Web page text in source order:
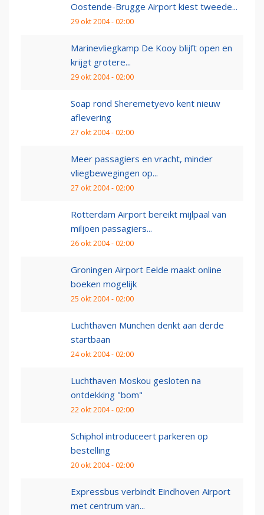
Oostende-Brugge Airport kiest tweede...
29 okt 2004 - 02:00
Marinevliegkamp De Kooy blijft open en
krijgt grotere...
29 okt 2004 - 02:00
Soap rond Sheremetyevo kent nieuw
aflevering
27 okt 2004 - 02:00
Meer passagiers en vracht, minder
vliegbewegingen op...
27 okt 2004 - 02:00
Rotterdam Airport bereikt mijlpaal van
miljoen passagiers...
26 okt 2004 - 02:00
Groningen Airport Eelde maakt online
boeken mogelijk
25 okt 2004 - 02:00
Luchthaven Munchen denkt aan derde
startbaan
24 okt 2004 - 02:00
Luchthaven Moskou gesloten na
ontdekking "bom"
22 okt 2004 - 02:00
Schiphol introduceert parkeren op
bestelling
20 okt 2004 - 02:00
Expressbus verbindt Eindhoven Airport
met centrum van...